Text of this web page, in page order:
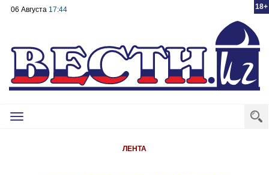
18+
06 Августа 17:44
Toggle
ЛЕНТА